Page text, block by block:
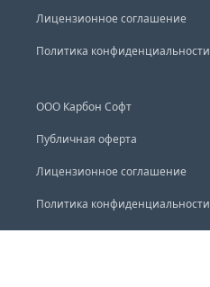
Лицензионное соглашение
Политика конфиденциальности
ООО Карбон Софт
Публичная оферта
Лицензионное соглашение
Политика конфиденциальности